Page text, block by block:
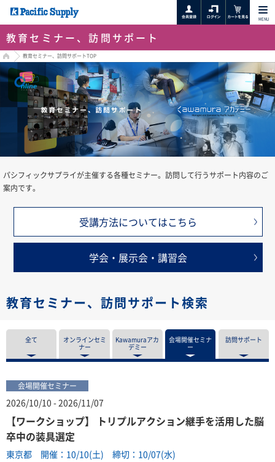
MENU
教育セミナー、訪問サポート
HOME教育セミナー、訪問サポートTOP
パシフィックサプライが主催する各種セミナー。訪問して行うサポート内容のご
案内です。
受講方法についてはこちら
学会・展示会・講習会
教育セミナー、訪問サポート検索
全て
オンラインセミ
ナー
Kawamuraアカ
デミー
会場開催セミナ
ー
訪問サポート
会場開催セミナー
2026/10/10 - 2026/11/07
【ワークショップ】 トリプルアクション継手を活用した脳
卒中の装具選定
東京都 開催：10/10(土) 締切：10/07(水)